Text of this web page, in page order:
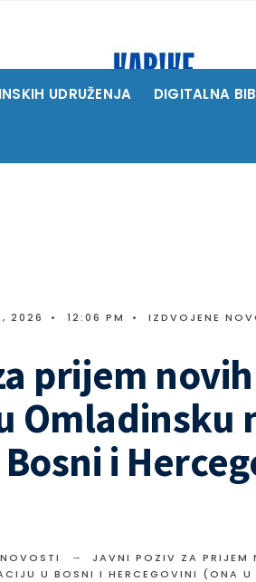
UDRUŽENJA DIGITALNA
2026 • 12:06 PM • IZDVOJENE
prijem novih
Omladinsku
i
NOVOSTI
JAVNI POZIV ZA PRIJEM
U BOSNI I HERCEGOVINI (ONA U